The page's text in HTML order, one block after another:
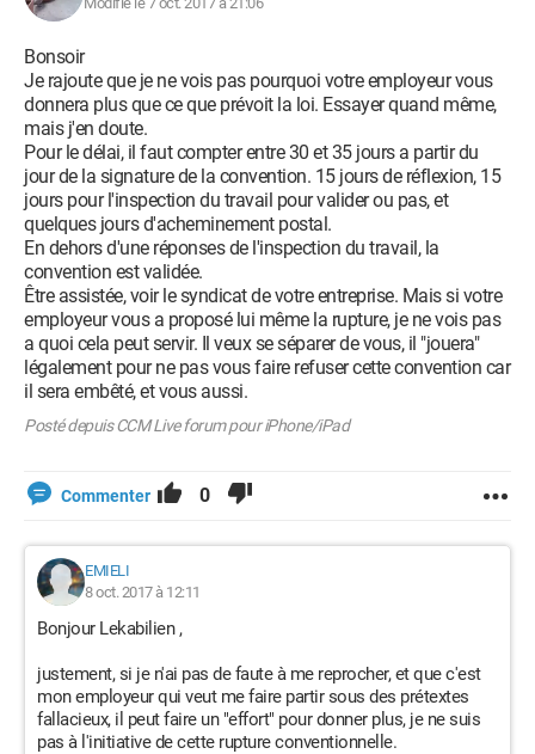
Bonsoir
Je rajoute que je ne vois pas pourquoi votre employeur vous
donnera plus que ce que prévoit la loi. Essayer quand même,
mais j'en doute.
Pour le délai, il faut compter entre 30 et 35 jours a partir du
jour de la signature de la convention. 15 jours de réflexion, 15
jours pour l'inspection du travail pour valider ou pas, et
quelques jours d'acheminement postal.
En dehors d'une réponses de l'inspection du travail, la
convention est validée.
Être assistée, voir le syndicat de votre entreprise. Mais si votre
employeur vous a proposé lui même la rupture, je ne vois pas
a quoi cela peut servir. Il veux se séparer de vous, il "jouera"
légalement pour ne pas vous faire refuser cette convention car
il sera embêté, et vous aussi.
Posté depuis CCM Live forum pour iPhone/iPad
Commenter 0
EMIELI
8 oct. 2017 à 12:11
Bonjour Lekabilien ,
justement, si je n'ai pas de faute à me reprocher, et que c'est
mon employeur qui veut me faire partir sous des prétextes
fallacieux, il peut faire un "effort" pour donner plus, je ne suis
pas à l'initiative de cette rupture conventionnelle.